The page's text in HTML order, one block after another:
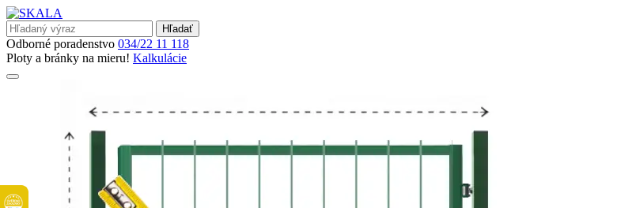
Hľadať
Odborné poradenstvo 034/22 11 118
Ploty a bránky na mieru! Kalkulácie